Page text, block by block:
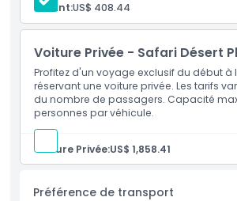
Heure de prise en charge/dépose
Enfant:US$ 408.44
Voiture Privée - Safari Désert
Profitez d'un voyage exclusif du début à
réservant une voiture privée. Les tarifs
du nombre de passagers. Capacité
personnes par véhicule.
Voiture Privée:US$ 1,858.41
Préférence de transport